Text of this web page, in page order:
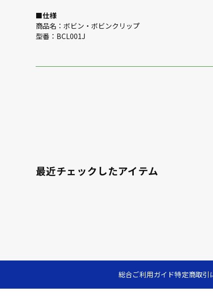
■仕様
商品名：ボビン・ボビンクリップ
型番：BCL001J
最近チェックしたアイテム
総合ご利用ガイド特定商取引